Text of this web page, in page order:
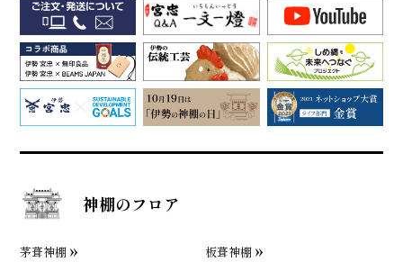
神棚のフロア
茅葺神棚
板葺神棚